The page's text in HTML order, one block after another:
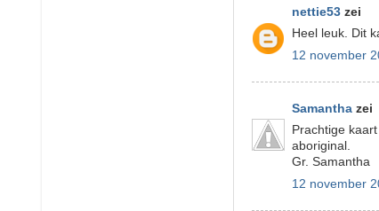
nettie53 zei
Heel leuk. Dit
12 november
Samantha zei
Prachtige
aboriginal.
Gr. Samantha
12 november